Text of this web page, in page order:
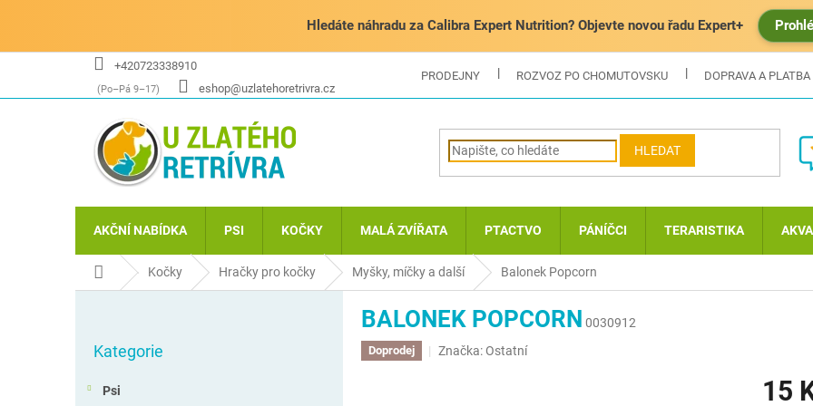
Hledáte náhradu za Calibra Expert Nutrition? Objevte novou řadu Expert+
+420723338910
eshop@uzlatehoretrivra.cz
PRODEJNY ROZVOZ PO CHOMUTOVSKU DOPRAVA A PLATBA
HLEDAT
AKČNÍ NABÍDKA PSI KOČKY MALÁ ZVÍŘATA PTACTVO PÁNÍČCI TERARISTIKA
Domů Kočky Hračky pro kočky Myšky, míčky a další Balonek Popcorn
kategorie
Kategorie
Psi
BALONEK POPCORN 0030912
Doprodej Značka: Ostatní
15